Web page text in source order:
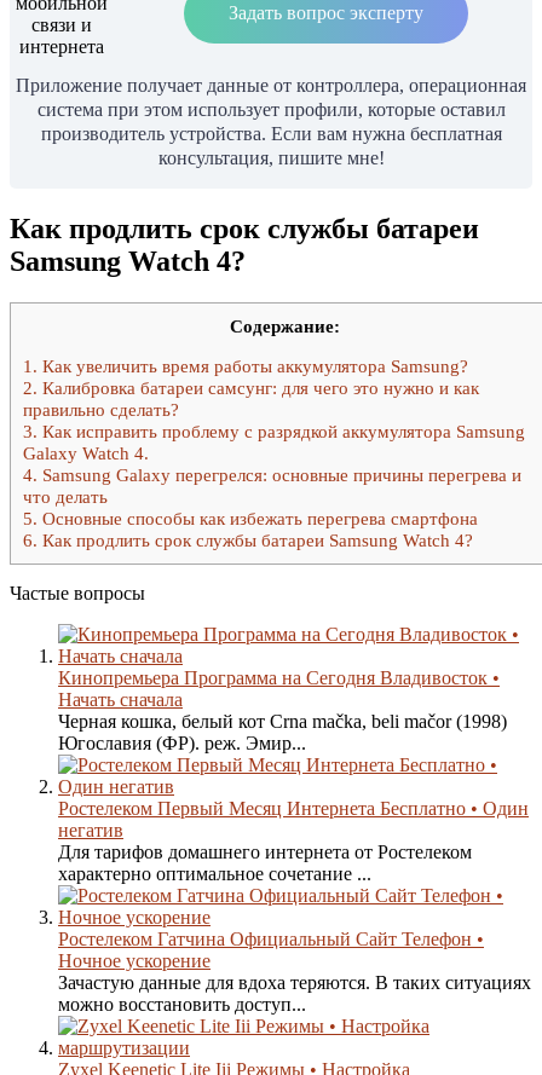
Задать вопрос эксперту
Приложение получает данные от контроллера, операционная
система при этом использует профили, которые оставил
производитель устройства. Если вам нужна бесплатная
консультация, пишите мне!
Как продлить срок службы батареи
Samsung Watch 4?
Содержание:
1. Как увеличить время работы аккумулятора Samsung?
2. Калибровка батареи самсунг: для чего это нужно и как
правильно сделать?
3. Как исправить проблему с разрядкой аккумулятора Samsung
Galaxy Watch 4.
4. Samsung Galaxy перегрелся: основные причины перегрева и
что делать
5. Основные способы как избежать перегрева смартфона
6. Как продлить срок службы батареи Samsung Watch 4?
Частые вопросы
Кинопремьера Программа на Сегодня Владивосток •
Начать сначала
Черная кошка, белый кот Crna mačka, beli mačor (1998)
Югославия (ФР). реж. Эмир...
Ростелеком Первый Месяц Интернета Бесплатно • Один
негатив
Для тарифов домашнего интернета от Ростелеком
характерно оптимальное сочетание ...
Ростелеком Гатчина Официальный Сайт Телефон •
Ночное ускорение
Зачастую данные для вдоха теряются. В таких ситуациях
можно восстановить доступ...
Zyxel Keenetic Lite Iii Режимы • Настройка